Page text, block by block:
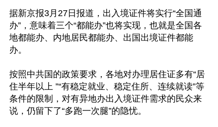
据新京报3月27日报道，出入境证件将实行“全国通
办”，意味着三个“都能办”也将实现，也就是全国各
地都能办、内地居民都能办、出国出境证件都能
办。
按照中共国的政策要求，各地对办理居住证多有“居
住半年以上 ”“有稳定就业、稳定住所、连续就读”等
条件的限制，对有异地办出入境证件需求的民众来
说，仍留下了“多跑一次腿”的隐忧。